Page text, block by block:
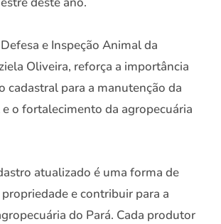
e Inspeção Animal da
Oliveira, reforça a importância
cadastral para a manutenção da
o fortalecimento da agropecuária
atualizado é uma forma de
e contribuir para a
do Pará. Cada produtor